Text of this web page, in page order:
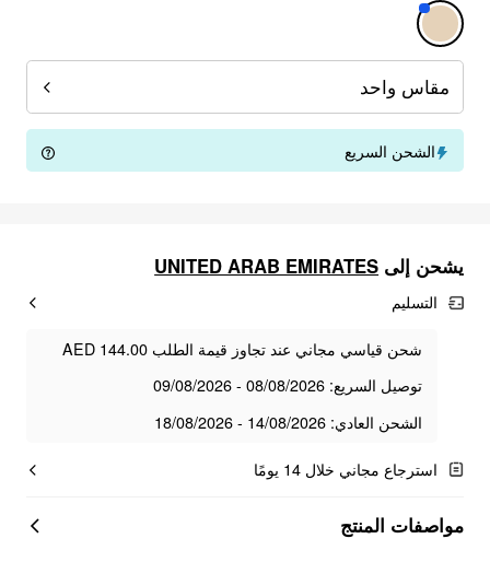
مقاس واحد
الشحن السريع
يشحن إلى UNITED ARAB EMIRATES
التسليم
شحن قياسي مجاني عند تجاوز قيمة الطلب AED 144.00
توصيل السريع: 08/08/2026 - 09/08/2026
الشحن العادي: 14/08/2026 - 18/08/2026
استرجاع مجاني خلال 14 يومًا
مواصفات المنتج